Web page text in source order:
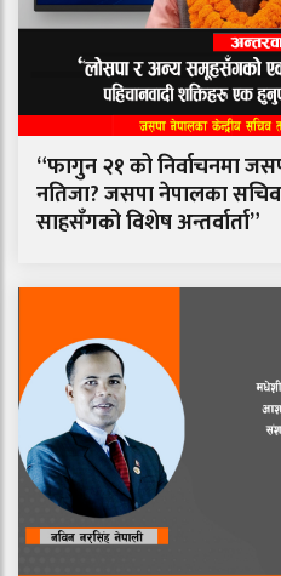
“फागुन २१ को निर्वाचनमा
नतिजा? जसपा नेपालका सचिव
साहसँगको विशेष अन्तर्वार्ता”